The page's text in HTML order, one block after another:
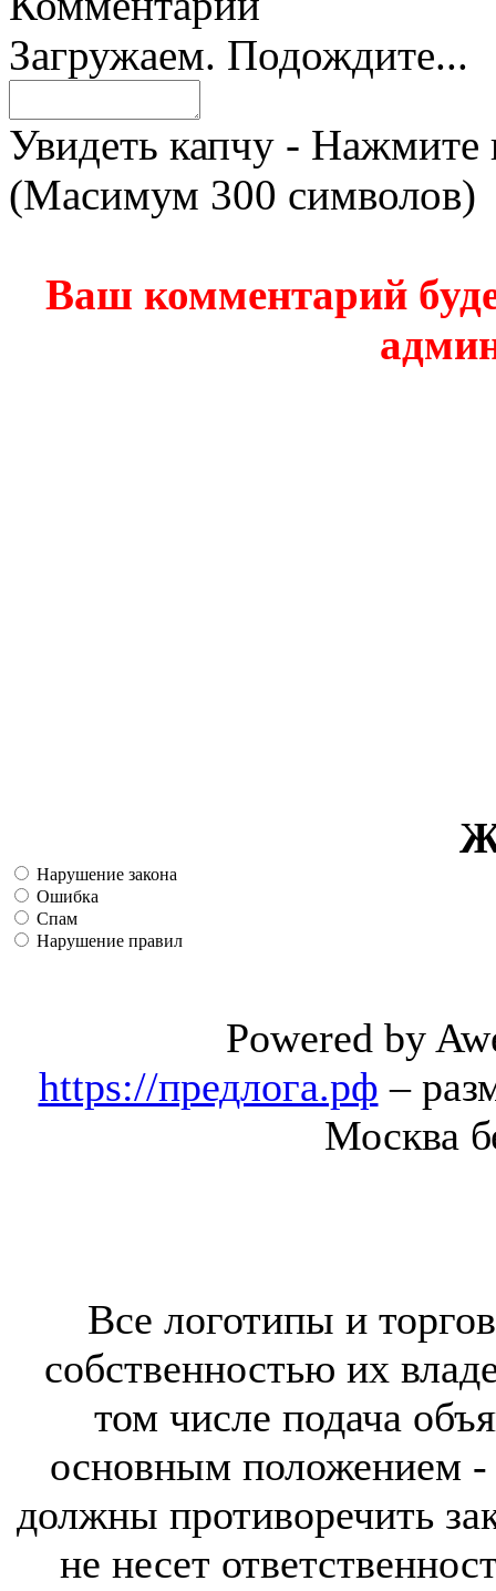
Загружаем. Подождите...
Увидеть капчу - Нажмите
(Масимум 300 символов)
Ваш комментарий
Нарушение закона
Ошибка
Спам
Нарушение правил
Powered by
https://предлога.рф –
Москва
Все логотипы и
собственностью их
том числе подача
основным положением -
должны противоречить
не несет